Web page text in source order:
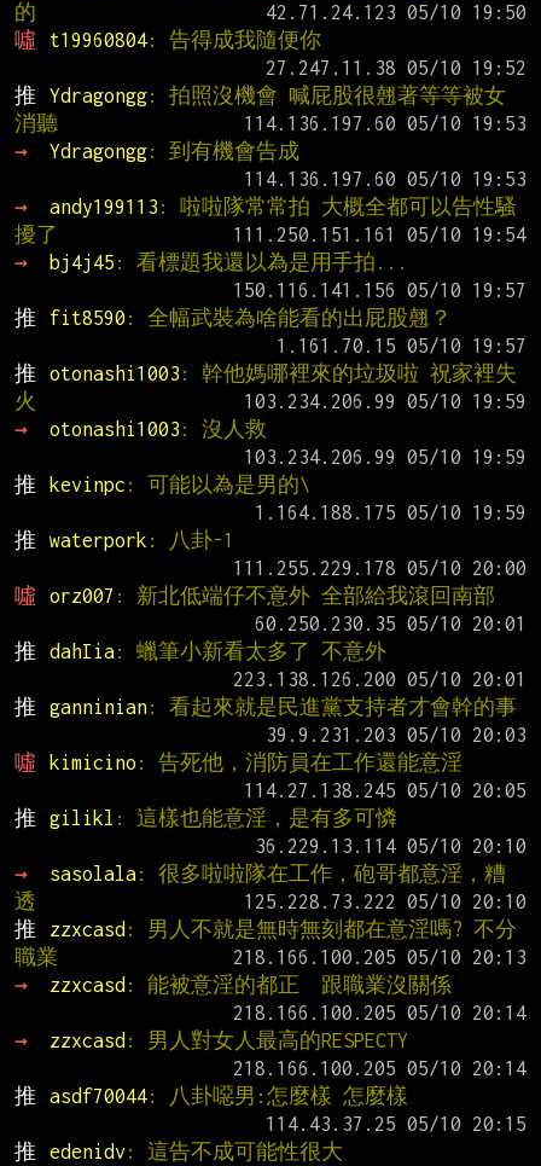
的
噓
t19960804: 告得成我隨便你
推
Ydragongg: 拍照沒機會 喊屁股很翹著等等被女
消聽
→
Ydragongg: 到有機會告成
→
andy199113 : 啦啦隊常常拍 大概全都可以告性騷
擾了
→
bj4j45 : 看標題我還以為是用手拍...
推
fit8590 : 全幅武裝為啥能看的出屁股翹？
推
otonashi1003 : 幹他媽哪裡來的垃圾啦 祝家裡失
火
→
otonashi1003 : 沒人救
推
kevinpc : 可能以為是男的\
推
waterpork : 八卦-1
噓
orz007 : 新北低端仔不意外 全部給我滾回南部
推
dahIia: 蠟筆小新看太多了 不意外
推
ganninian: 看起來就是民進黨支持者才會幹的事
噓
kimicino : 告死他，消防員在工作還能意淫
推
gilikl : 這樣也能意淫，是有多可憐
→
sasolala: 很多啦啦隊在工作，砲哥都意淫，糟
透
推
zzxcasd : 男人不就是無時無刻都在意淫嗎? 不分
職業
→
zzxcasd : 能被意淫的都正  跟職業沒關係
→
zzxcasd : 男人對女人最高的RESPECTY
推
asdf70044: 八卦噁男:怎麼樣 怎麼樣
推
edenidv : 這告不成可能性很大